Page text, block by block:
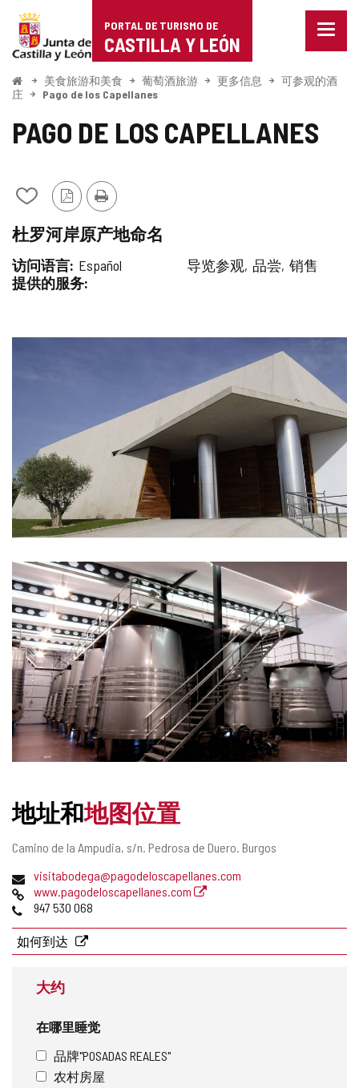
Portal
de
Turismo
de
Castilla
León
PORTAL DE TURISMO DE
CASTILLA Y LEÓN
菜
关
开
始
美食旅游和美食 葡萄酒旅游 更多信息
可参观的酒
庄
Pago de los Capellanes
PAGO DE LOS CAPELLANES
从
的
记
本
PDF
本
打
杜罗河岸原产地命名
访问语言 Español
提供的服务
导览参观 品尝 销售
地址和地图位置
邮
地
址
Camino de la Ampudia, s/n. Pedrosa de Duero. Burgos
电
子
邮
地
址
visitabodega@pagodeloscapellanes.com
网
页
www.pagodeloscapellanes.com
电
947 530 068
如何到达
大约
在哪里睡觉
品牌"POSADAS REALES"
农村房屋